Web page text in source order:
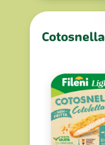
Cotosnella